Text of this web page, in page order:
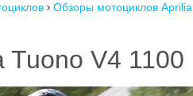
 Обзоры мотоциклов Aprilia
Tuono V4 1100